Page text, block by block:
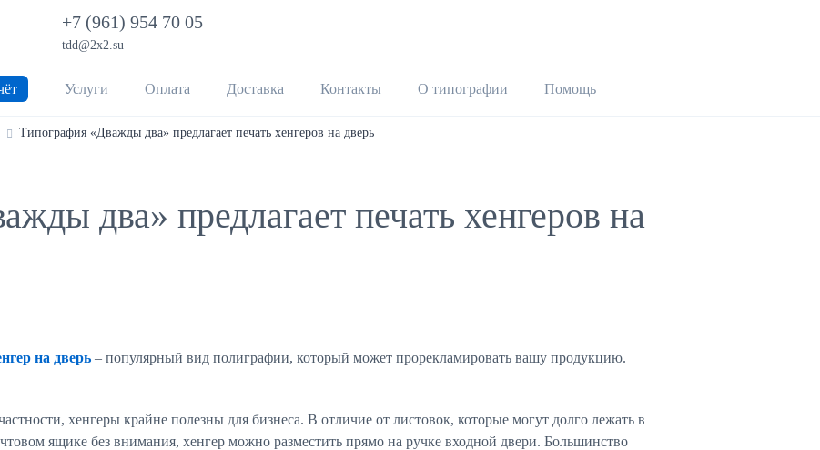
+7 (961) 954 70 05
tdd@2x2.su
Услуги Оплата Доставка Контакты О типографии Помощь
Типография «Дважды два» предлагает печать хенгеров на дверь
два» предлагает печать хенгеров на
на дверь – популярный вид полиграфии, который может прорекламировать вашу продукцию.
хенгеры крайне полезны для бизнеса. В отличие от листовок, которые могут долго лежать в
ящике без внимания, хенгер можно разместить прямо на ручке входной двери. Большинство